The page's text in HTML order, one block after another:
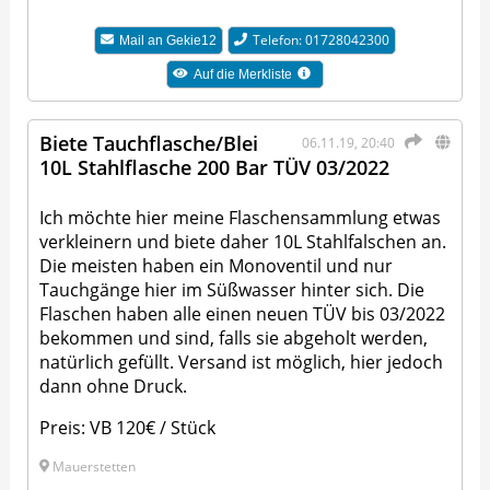
Mail an Gekie12 Telefon: 01728042300
Auf die Merkliste
06.11.19, 20:40
Biete Tauchflasche/Blei
10L Stahlflasche 200 Bar TÜV 03/2022
Ich möchte hier meine Flaschensammlung etwas
verkleinern und biete daher 10L Stahlfalschen an.
Die meisten haben ein Monoventil und nur
Tauchgänge hier im Süßwasser hinter sich. Die
Flaschen haben alle einen neuen TÜV bis 03/2022
bekommen und sind, falls sie abgeholt werden,
natürlich gefüllt. Versand ist möglich, hier jedoch
dann ohne Druck.
Preis: VB 120€ / Stück
Mauerstetten